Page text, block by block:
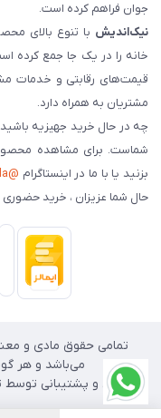
جوان فراهم کرده است.
نیک‌اندیش با تنوع بالای
خانه را در یک جا جمع کرده
قیمت‌های رقابتی و خدمات
مشتریان به همراه دارد.
چه در حال خرید جهیزیه
شماست. برای مشاهده
بزنید یا با ما در اینستاگرام @nikandish_kala
حال شما عزیزان ، خرید حضوری
تمامی حقوق مادی و
می‌باشد و هر
طراحی و پشتیبانی توسط